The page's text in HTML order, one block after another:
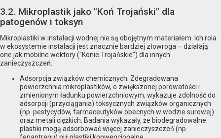
3.2. Mikroplastik jako "Koń Trojański" dla
patogenów i toksyn
Mikroplastiki w instalacji wodnej nie są obojętnym materiałem. Ich rola
w ekosystemie instalacji jest znacznie bardziej złowroga – działają
one jak mobilne wektory ("Konie Trojańskie") dla innych
zanieczyszczeń.
Adsorpcja związków chemicznych: Zdegradowana
powierzchnia mikroplastików, o zwiększonej porowatości i
zmienionym ładunku powierzchniowym, wykazuje zdolność do
adsorpcji (przyciągania) toksycznych związków organicznych
(np. pestycydów, farmaceutyków obecnych w wodzie surowej)
oraz metali ciężkich. Badania wykazały, że biodegradowalne
plastiki mogą adsorbować więcej zanieczyszczeń (np.